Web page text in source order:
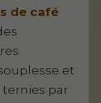
de café
et
ternies par